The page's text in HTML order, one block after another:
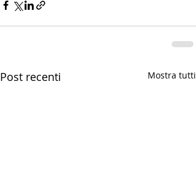
Post recenti Mostra tutti